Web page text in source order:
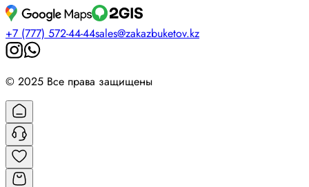
+7 (777) 572-44-44sales@zakazbuketov.kz
© 2025 Все права защищены